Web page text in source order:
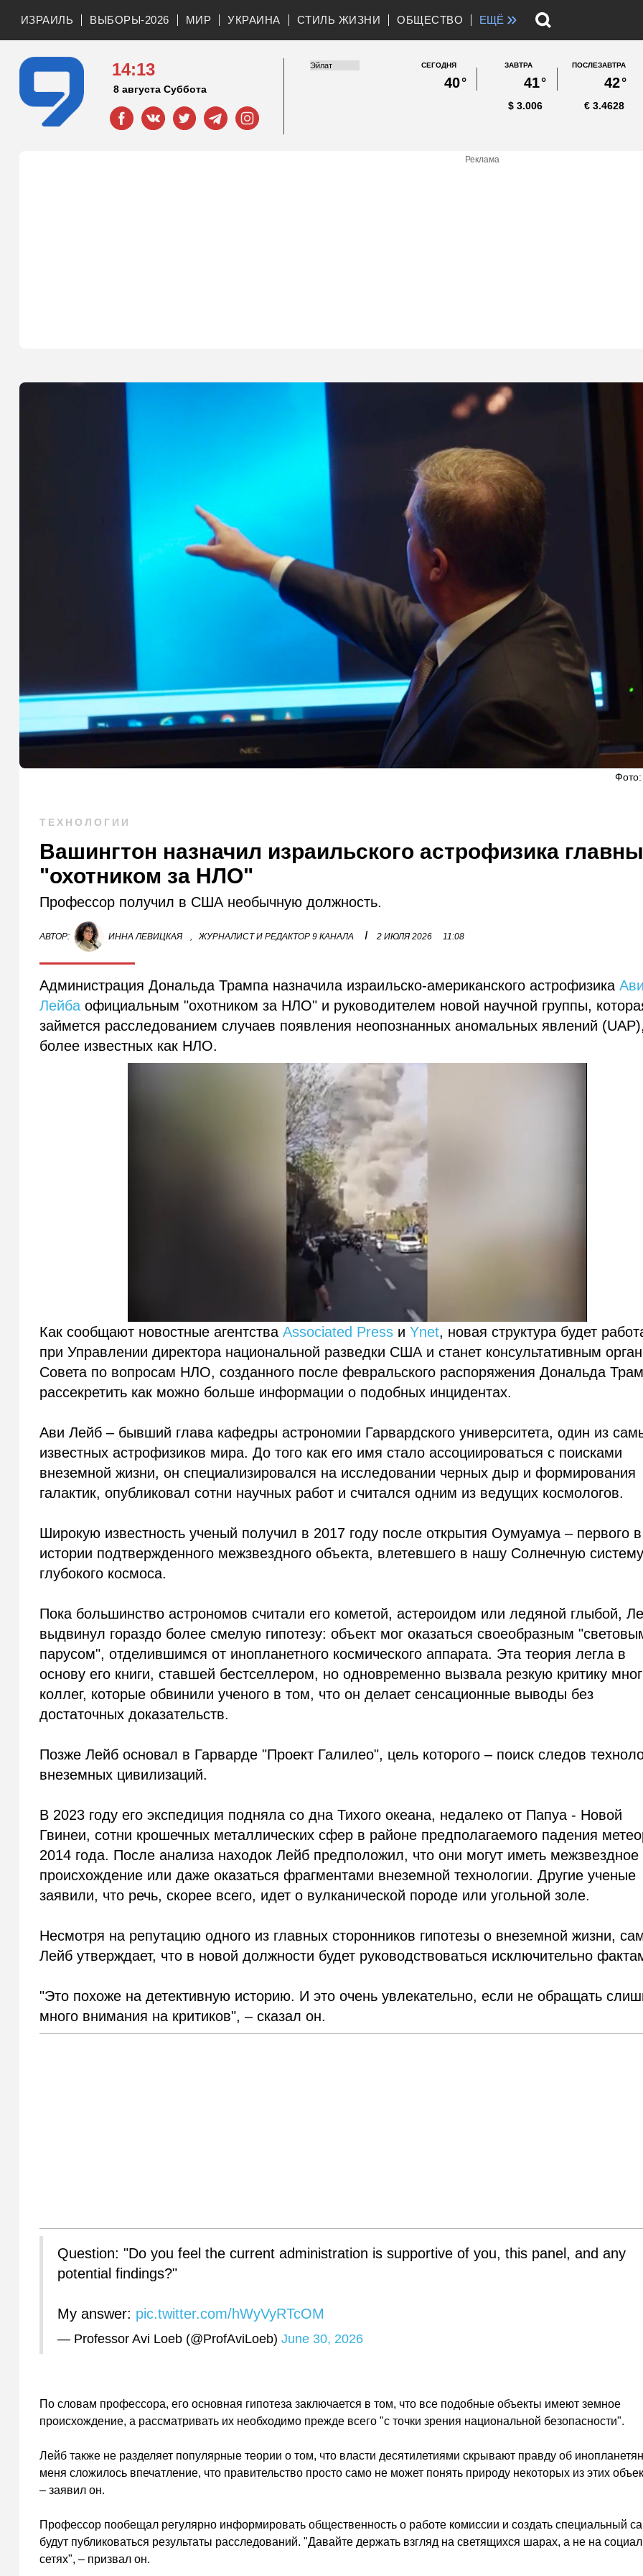
ИЗРАИЛЬ ВЫБОРЫ-2026 МИР УКРАИНА СТИЛЬ ЖИЗНИ ОБЩЕСТВО ЕЩЁ »
14:13
8 августа Суббота
СЕГОДНЯ
40°
ЗАВТРА
41°
ПОСЛЕЗАВТРА
42°
3.006
$ 3.4628
€
Реклама
Фото:
ТЕХНОЛОГИИ
Вашингтон назначил израильского астрофизика
"охотником за НЛО"
Профессор получил в США необычную должность.
АВТОР: ИННА ЛЕВИЦКАЯ , ЖУРНАЛИСТ И РЕДАКТОР 9 КАНАЛА I 2 ИЮЛЯ 2026 11:08
Администрация Дональда Трампа назначила израильско-американского астрофизика Ави
Лейба официальным "охотником за НЛО" и руководителем новой научной группы,
займется расследованием случаев появления неопознанных аномальных явлений (UAP),
более известных как НЛО.
Как сообщают новостные агентстваAssociated Press иYnet, новая структура будет
при Управлении директора национальной разведки США и станет консультативным
Совета по вопросам НЛО, созданного после февральского распоряжения Дональда
рассекретить как можно больше информации о подобных инцидентах.
Ави Лейб – бывший глава кафедры астрономии Гарвардского университета, один из
известных астрофизиков мира. До того как его имя стало ассоциироваться с поисками
внеземной жизни, он специализировался на исследовании черных дыр и формирования
галактик, опубликовал сотни научных работ и считался одним из ведущих космологов.
Широкую известность ученый получил в 2017 году после открытия Оумуамуа – первого в
истории подтвержденного межзвездного объекта, влетевшего в нашу Солнечную
глубокого космоса.
Пока большинство астрономов считали его кометой, астероидом или ледяной глыбой,
выдвинул гораздо более смелую гипотезу: объект мог оказаться своеобразным
парусом", отделившимся от инопланетного космического аппарата. Эта теория легла в
основу его книги, ставшей бестселлером, но одновременно вызвала резкую критику
коллег, которые обвинили ученого в том, что он делает сенсационные выводы без
достаточных доказательств.
Позже Лейб основал в Гарварде "Проект Галилео", цель которого – поиск следов
внеземных цивилизаций.
В 2023 году его экспедиция подняла со дна Тихого океана, недалеко от Папуа - Новой
Гвинеи, сотни крошечных металлических сфер в районе предполагаемого падения
2014 года. После анализа находок Лейб предположил, что они могут иметь межзвездное
происхождение или даже оказаться фрагментами внеземной технологии. Другие ученые
заявили, что речь, скорее всего, идет о вулканической породе или угольной золе.
Несмотря на репутацию одного из главных сторонников гипотезы о внеземной жизни,
Лейб утверждает, что в новой должности будет руководствоваться исключительно
"Это похоже на детективную историю. И это очень увлекательно, если не обращать
много внимания на критиков", – сказал он.
Question: "Do you feel the current administration is supportive of you, this panel, and any
potential findings?"
My answer: pic.twitter.com/hWyVyRTcOM
— Professor Avi Loeb (@ProfAviLoeb)June 30, 2026
По словам профессора, его основная гипотеза заключается в том, что все подобные объекты имеют земное
происхождение, а рассматривать их необходимо прежде всего "с точки зрения национальной безопасности".
Лейб также не разделяет популярные теории о том, что власти десятилетиями скрывают правду об
меня сложилось впечатление, что правительство просто само не может понять природу некоторых из этих
– заявил он.
Профессор пообещал регулярно информировать общественность о работе комиссии и создать специальный
будут публиковаться результаты расследований. "Давайте держать взгляд на светящихся шарах, а не на
сетях", – призвал он.